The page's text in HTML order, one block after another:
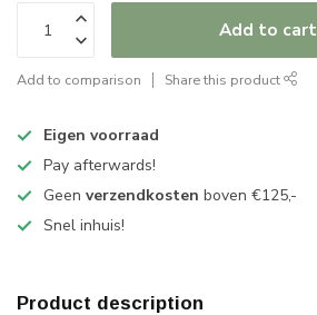
Add to cart
Add to comparison Share this product
Eigen voorraad
Pay afterwards!
Geen verzendkosten boven €125,-
Snel inhuis!
Product description